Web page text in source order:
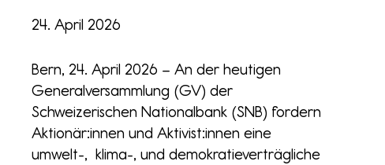
24. April 2026
Bern, 24. April 2026 – An der heutigen
Generalversammlung (GV) der
Schweizerischen Nationalbank (SNB) fordern
Aktionär:innen und Aktivist:innen eine
umwelt-, klima-, und demokratieverträgliche